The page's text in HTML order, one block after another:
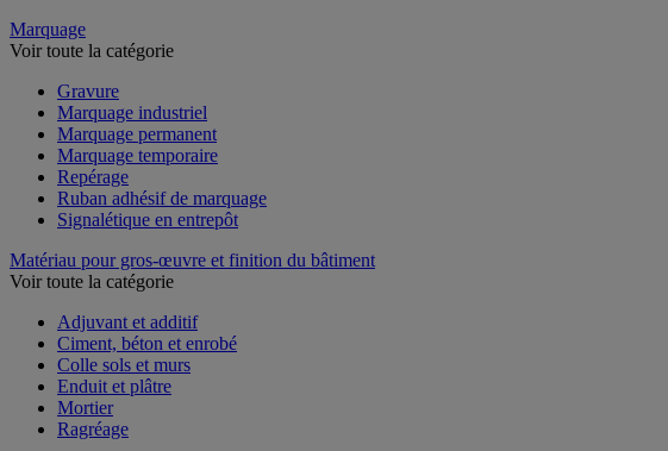
Marquage
Voir toute la catégorie
Gravure
Marquage industriel
Marquage permanent
Marquage temporaire
Repérage
Ruban adhésif de marquage
Signalétique en entrepôt
Matériau pour gros-œuvre et finition du bâtiment
Voir toute la catégorie
Adjuvant et additif
Ciment, béton et enrobé
Colle sols et murs
Enduit et plâtre
Mortier
Ragréage